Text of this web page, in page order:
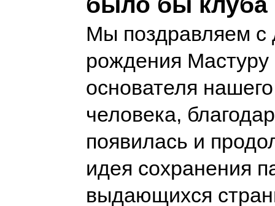
Мы поздравляем с
рождения
основателя
человека,
появилась и
идея сохранения
выдающихся